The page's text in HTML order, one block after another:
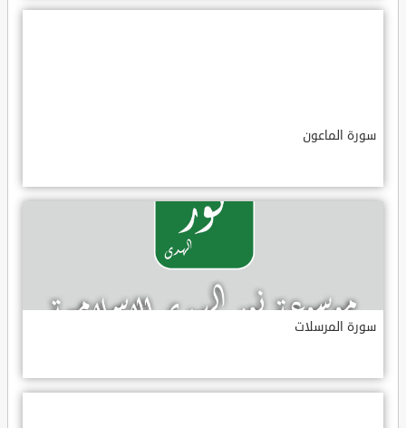
سورة الماعون
سورة المرسلات